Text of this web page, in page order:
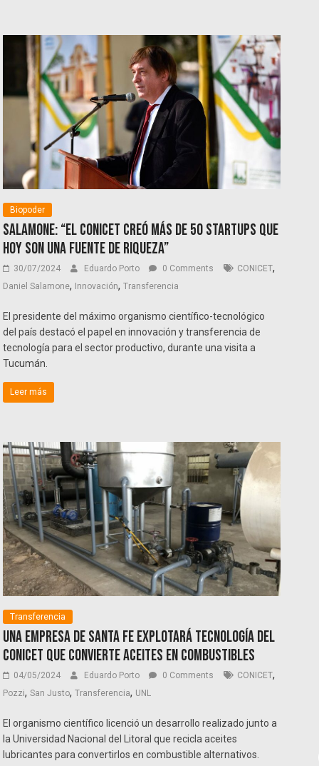
Biopoder
Salamone: “El CONICET creó más de 50 startups que
hoy son una fuente de riqueza”
30/07/2024 Eduardo Porto 0 Comments CONICET,
Daniel Salamone, Innovación,Transferencia
El presidente del máximo organismo científico-tecnológico
del país destacó el papel en innovación y transferencia de
tecnología para el sector productivo, durante una visita a
Tucumán.
Leer más
Transferencia
Una empresa de Santa Fe explotará tecnología del
CONICET que convierte aceites en combustibles
04/05/2024 Eduardo Porto 0 Comments CONICET,
Pozzi,San Justo,Transferencia, UNL
El organismo científico licenció un desarrollo realizado junto a
la Universidad Nacional del Litoral que recicla aceites
lubricantes para convertirlos en combustible alternativos.